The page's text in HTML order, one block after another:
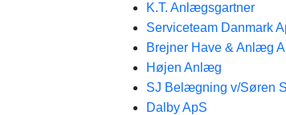
K.T. Anlægsgartner
Serviceteam Danmark
Brejner Have & Anlæg
Højen Anlæg
SJ Belægning v/Søren
Dalby ApS